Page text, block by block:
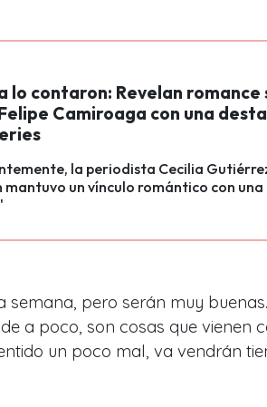
lo contaron: Revelan
Camiroaga con una
la periodista Cecilia
mantuvo un vínculo romántico con
semana, pero serán muy
a poco, son cosas que vienen
un poco mal, va vendrán